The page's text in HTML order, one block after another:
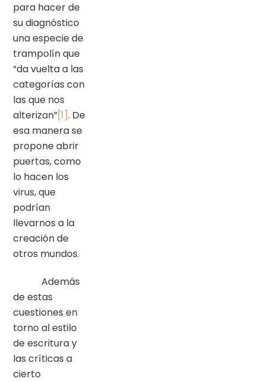
para hacer de
su diagnóstico
una especie de
trampolín que
“da vuelta a las
categorías con
las que nos
alterizan”[1]. De
esa manera se
propone abrir
puertas, como
lo hacen los
virus, que
podrían
llevarnos a la
creación de
otros mundos.
Además
de estas
cuestiones en
torno al estilo
de escritura y
las críticas a
cierto